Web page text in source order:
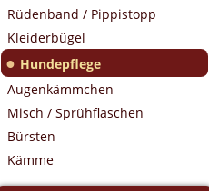
Rüdenband / Pippistopp
Kleiderbügel
● Hundepflege
Augenkämmchen
Misch / Sprühflaschen
Bürsten
Kämme